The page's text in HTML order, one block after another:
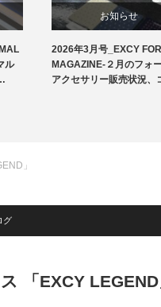
ル
お知らせ
洲鎌ブログ
2026年3月号_EXCY
MAGAZINE-２月のフォ
アクセサリー販売状況
」
グ
「EXCY LEGEND